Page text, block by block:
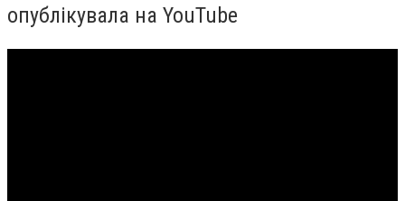
опублікувала на YouTube